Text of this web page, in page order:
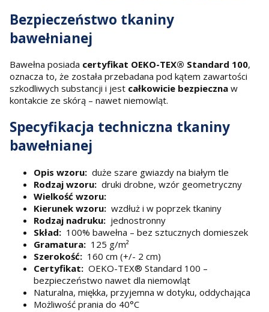
Bezpieczeństwo tkaniny
bawełnianej
Bawełna posiada certyfikat OEKO-TEX® Standard 100,
oznacza to, że została przebadana pod kątem zawartości
szkodliwych substancji i jest całkowicie bezpieczna w
kontakcie ze skórą – nawet niemowląt.
Specyfikacja techniczna tkaniny
bawełnianej
Opis wzoru: duże szare gwiazdy na białym tle
Rodzaj wzoru: druki drobne, wzór geometryczny
Wielkość wzoru:
Kierunek wzoru: wzdłuż i w poprzek tkaniny
Rodzaj nadruku: jednostronny
Skład: 100% bawełna – bez sztucznych domieszek
Gramatura: 125 g/m²
Szerokość: 160 cm (+/- 2 cm)
Certyfikat: OEKO-TEX® Standard 100 –
bezpieczeństwo nawet dla niemowląt
Naturalna, miękka, przyjemna w dotyku, oddychająca
Możliwość prania do 40°C